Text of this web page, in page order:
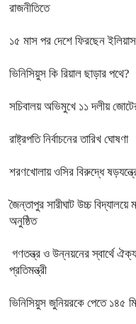
রাজনীতিতে
১৫ মাস পর দেশে ফিরছেন
ভিনিসিয়ুস কি রিয়াল ছাড়ার পথে?
সচিবালয় অভিমুখে ১১ দলীয়
রাষ্ট্রপতি নির্বাচনের তারিখ ঘোষণা
শরণখোলায় ওসির বিরুদ্ধে
জৈন্তাপুর সারীঘাট উচ্চ
অনুষ্ঠিত
গণতন্ত্র ও উন্নয়নের স্বার্থে
প্রতিমন্ত্রী
ভিনিসিয়ুস জুনিয়রকে পেতে ১৪৫